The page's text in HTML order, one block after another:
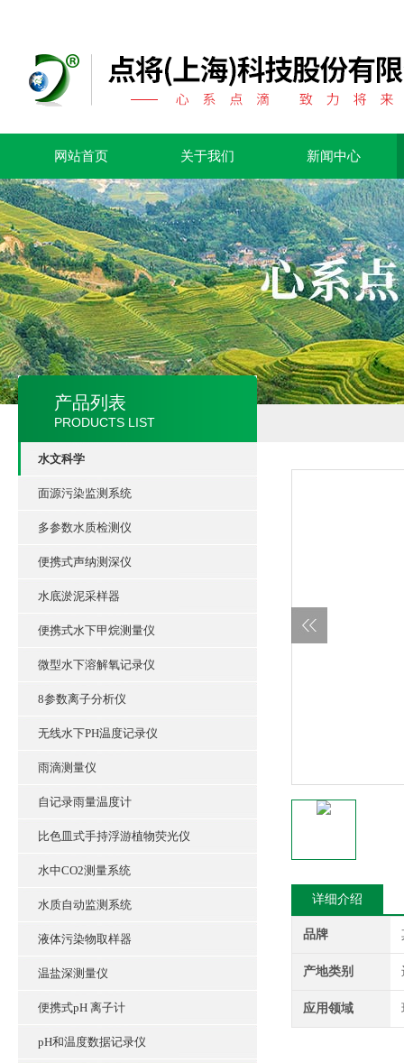
网站首页 关于我们 新闻中心
产品列表
PRODUCTS LIST
水文科学
面源污染监测系统
多参数水质检测仪
便携式声纳测深仪
水底淤泥采样器
便携式水下甲烷测量仪
微型水下溶解氧记录仪
8参数离子分析仪
无线水下PH温度记录仪
雨滴测量仪
自记录雨量温度计
比色皿式手持浮游植物荧光仪
水中CO2测量系统
水质自动监测系统
液体污染物取样器
温盐深测量仪
便携式pH 离子计
pH和温度数据记录仪
详细介绍
品牌
产地类别
应用领域